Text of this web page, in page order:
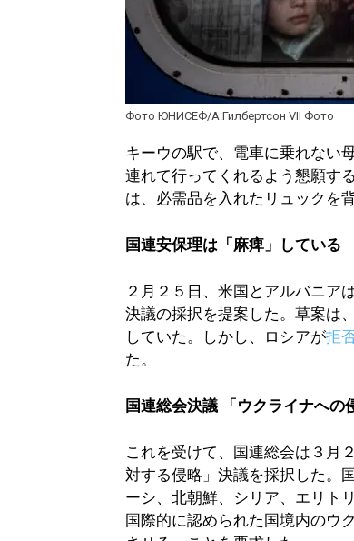
Фото ЮНИСЕФ/А.Гилбертсон VII Фото
キーウの駅で、電車に乗れない
連れて行ってくれるよう懇願す
は、必需品を入れたリュックを
国連安保理は「麻痺」している
２月２５日、米国とアルバニア
決議の採択を提案した。草案は
していた。しかし、ロシアが拒
た。
国連総会決議 「ウクライナへの
これを受けて、国連総会は３月
対する侵略」決議を採択した。
ーシ、北朝鮮、シリア、エリト
国際的に認められた国境内のウ